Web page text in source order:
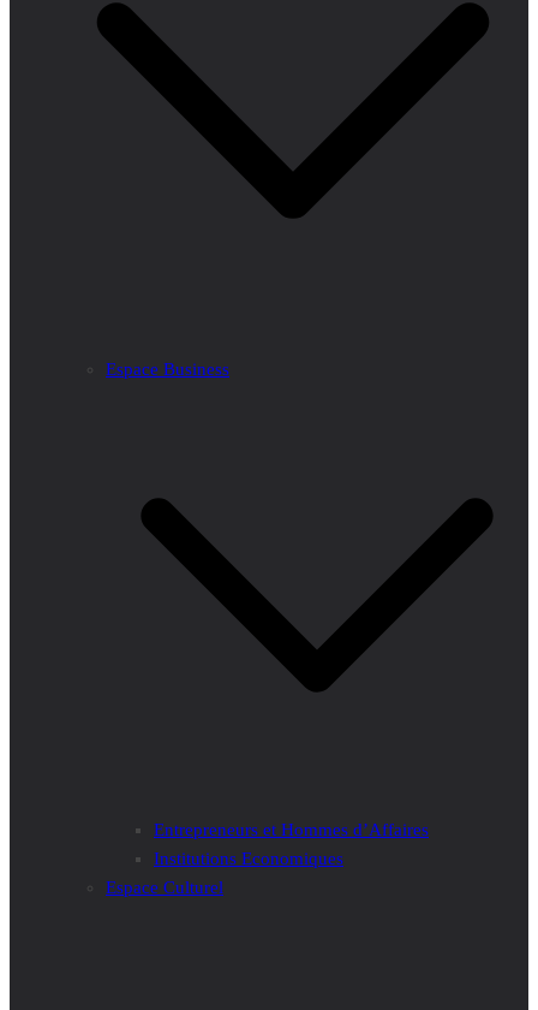
Espace Business
Entrepreneurs et Hommes d’Affaires
Institutions Economiques
Espace Culturel